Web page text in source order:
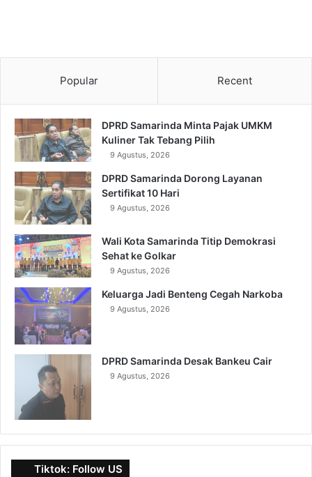
Popular Recent
DPRD Samarinda Minta Pajak UMKM
Kuliner Tak Tebang Pilih
9 Agustus, 2026
DPRD Samarinda Dorong Layanan
Sertifikat 10 Hari
9 Agustus, 2026
Wali Kota Samarinda Titip Demokrasi
Sehat ke Golkar
9 Agustus, 2026
Keluarga Jadi Benteng Cegah Narkoba
9 Agustus, 2026
DPRD Samarinda Desak Bankeu Cair
9 Agustus, 2026
Tiktok: Follow US